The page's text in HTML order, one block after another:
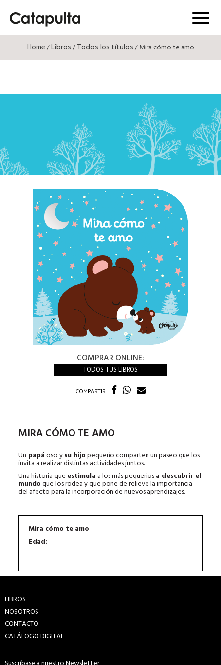
Menú
Home/Libros/Todos los títulos/ Mira cómo te amo
COMPRAR ONLINE:
TODOS TUS LIBROS
COMPARTIR
MIRA CÓMO TE AMO
Un papáoso ysu hijopequeño comparten un paseo que los
invita a realizar distintas actividades juntos.
Una historia que estimula a los más pequeñosa descubrir el
mundoque los rodea y que pone de relieve la importancia
del afecto para la incorporación de nuevos aprendizajes.
Mira cómo te amo
Edad:
LIBROS
NOSOTROS
CONTACTO
CATÁLOGO DIGITAL